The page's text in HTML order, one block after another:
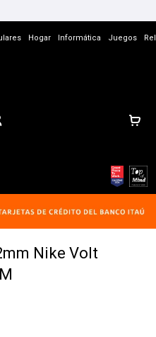
Hogar Informática Juegos
Nike Volt